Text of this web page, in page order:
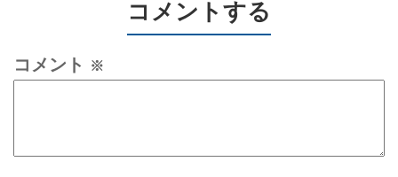
コメントする
コメント ※